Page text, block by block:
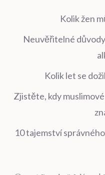
Kolik žen
Neuvěřitelné
Kolik let se
Zjistěte, kdy
10 tajemství